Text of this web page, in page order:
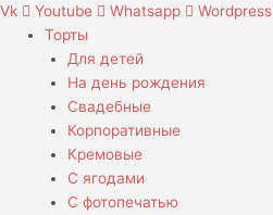
Vk Youtube Whatsapp
Wordpress
Торты
Для детей
На день рождения
Свадебные
Корпоративные
Кремовые
С ягодами
С фотопечатью